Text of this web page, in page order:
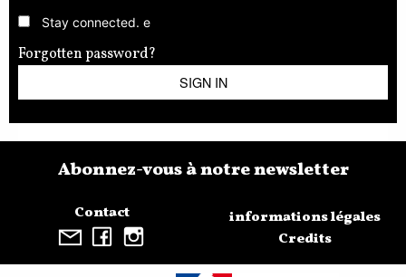
Stay connected. e
Forgotten password?
Contact
Abonnez-vous à notre newsletter
informations légales
Credits